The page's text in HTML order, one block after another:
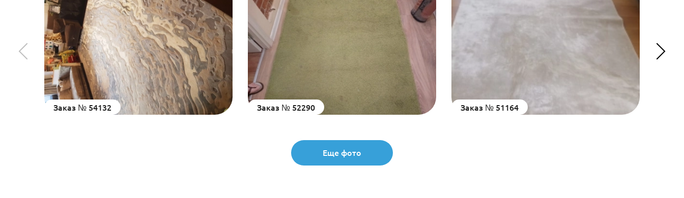
Заказ № 54132 Заказ № 52290 Заказ № 51164
Еще фото